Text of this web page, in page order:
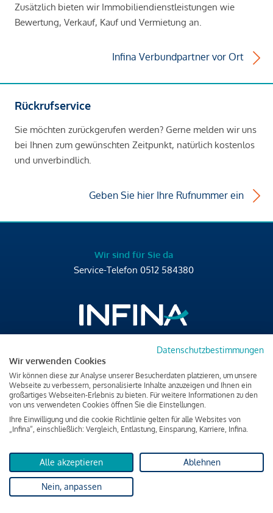
Zusätzlich bieten wir Immobiliendienstleistungen wie
Bewertung, Verkauf, Kauf und Vermietung an.
Infina Verbundpartner vor Ort
Rückrufservice
Sie möchten zurückgerufen werden? Gerne melden wir uns
bei Ihnen zum gewünschten Zeitpunkt, natürlich kostenlos
und unverbindlich.
Geben Sie hier Ihre Rufnummer ein
Wir sind für Sie da
Service-Telefon 0512 584380
Brixner Straße 2/4
6020 Innsbruck
T+43 512 584380
office@infina.at
Impressum
Datenschutz & Cookies
Datenschutzbestimmungen
Wir verwenden Cookies
Wir können diese zur Analyse unserer Besucherdaten platzieren, um unsere
Webseite zu verbessern, personalisierte Inhalte anzuzeigen und Ihnen ein
großartiges Webseiten-Erlebnis zu bieten. Für weitere Informationen zu den
von uns verwendeten Cookies öffnen Sie die Einstellungen.
Ihre Einwilligung und die cookie Richtlinie gelten für alle Websites von
„Infina“, einschließlich: Vergleich, Entlastung, Einsparung, Karriere, Infina.
Alle akzeptieren Ablehnen
Nein, anpassen